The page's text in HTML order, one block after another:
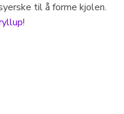
til å forme kjolen.
!